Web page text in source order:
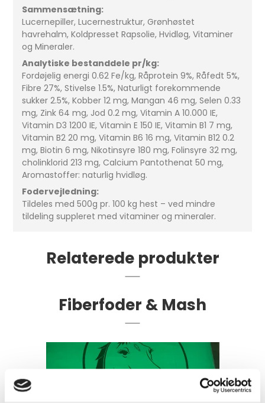
Sammensætning:
Lucernepiller, Lucernestruktur, Grønhøstet
havrehalm, Koldpresset Rapsolie, Hvidløg, Vitaminer
og Mineraler.
Analytiske bestanddele pr/kg:
Fordøjelig energi 0.62 Fe/kg, Råprotein 9%, Råfedt 5%,
Fibre 27%, Stivelse 1.5%, Naturligt forekommende
sukker 2.5%, Kobber 12 mg, Mangan 46 mg, Selen 0.33
mg, Zink 64 mg, Jod 0.2 mg, Vitamin A 10.000 IE,
Vitamin D3 1200 IE, Vitamin E 150 IE, Vitamin B1 7 mg,
Vitamin B2 20 mg, Vitamin B6 16 mg, Vitamin B12 0.2
mg, Biotin 6 mg, Nikotinsyre 180 mg, Folinsyre 32 mg,
cholinklorid 213 mg, Calcium Pantothenat 50 mg,
Aromastoffer: naturlig hvidløg.
Fodervejledning:
Tildeles med 500g pr. 100 kg hest – ved mindre
tildeling suppleret med vitaminer og mineraler.
Relaterede produkter
Fiberfoder & Mash